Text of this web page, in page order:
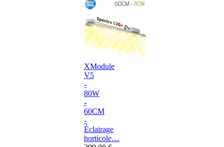
XModule
V5
-
80W
-
60CM
-
Éclairage
horticole…